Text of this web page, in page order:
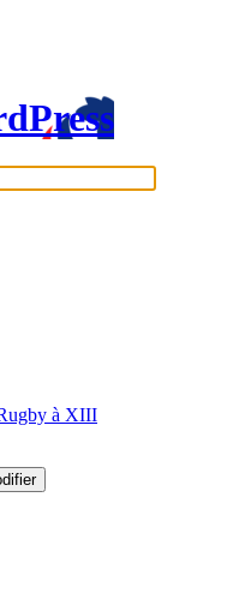
à XIII